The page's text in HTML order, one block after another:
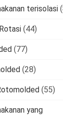
terisolasi
(44)
(77)
(28)
(55)
yang